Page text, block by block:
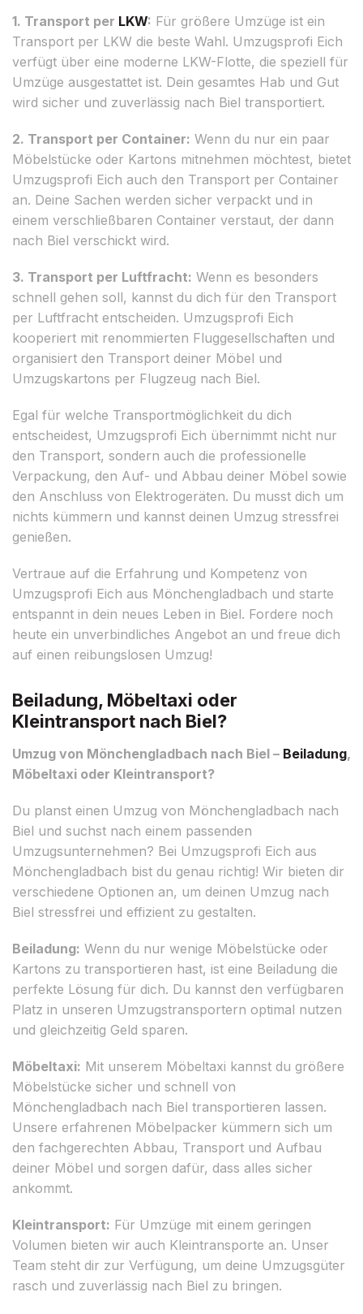
1. Transport per LKW: Für größere Umzüge ist ein
Transport per LKW die beste Wahl. Umzugsprofi Eich
verfügt über eine moderne LKW-Flotte, die speziell für
Umzüge ausgestattet ist. Dein gesamtes Hab und Gut
wird sicher und zuverlässig nach Biel transportiert.
2. Transport per Container: Wenn du nur ein paar
Möbelstücke oder Kartons mitnehmen möchtest, bietet
Umzugsprofi Eich auch den Transport per Container
an. Deine Sachen werden sicher verpackt und in
einem verschließbaren Container verstaut, der dann
nach Biel verschickt wird.
3. Transport per Luftfracht: Wenn es besonders
schnell gehen soll, kannst du dich für den Transport
per Luftfracht entscheiden. Umzugsprofi Eich
kooperiert mit renommierten Fluggesellschaften und
organisiert den Transport deiner Möbel und
Umzugskartons per Flugzeug nach Biel.
Egal für welche Transportmöglichkeit du dich
entscheidest, Umzugsprofi Eich übernimmt nicht nur
den Transport, sondern auch die professionelle
Verpackung, den Auf- und Abbau deiner Möbel sowie
den Anschluss von Elektrogeräten. Du musst dich um
nichts kümmern und kannst deinen Umzug stressfrei
genießen.
Vertraue auf die Erfahrung und Kompetenz von
Umzugsprofi Eich aus Mönchengladbach und starte
entspannt in dein neues Leben in Biel. Fordere noch
heute ein unverbindliches Angebot an und freue dich
auf einen reibungslosen Umzug!
Beiladung, Möbeltaxi oder
Kleintransport nach Biel?
Umzug von Mönchengladbach nach Biel – Beiladung,
Möbeltaxi oder Kleintransport?
Du planst einen Umzug von Mönchengladbach nach
Biel und suchst nach einem passenden
Umzugsunternehmen? Bei Umzugsprofi Eich aus
Mönchengladbach bist du genau richtig! Wir bieten dir
verschiedene Optionen an, um deinen Umzug nach
Biel stressfrei und effizient zu gestalten.
Beiladung: Wenn du nur wenige Möbelstücke oder
Kartons zu transportieren hast, ist eine Beiladung die
perfekte Lösung für dich. Du kannst den verfügbaren
Platz in unseren Umzugstransportern optimal nutzen
und gleichzeitig Geld sparen.
Möbeltaxi: Mit unserem Möbeltaxi kannst du größere
Möbelstücke sicher und schnell von
Mönchengladbach nach Biel transportieren lassen.
Unsere erfahrenen Möbelpacker kümmern sich um
den fachgerechten Abbau, Transport und Aufbau
deiner Möbel und sorgen dafür, dass alles sicher
ankommt.
Kleintransport: Für Umzüge mit einem geringen
Volumen bieten wir auch Kleintransporte an. Unser
Team steht dir zur Verfügung, um deine Umzugsgüter
rasch und zuverlässig nach Biel zu bringen.